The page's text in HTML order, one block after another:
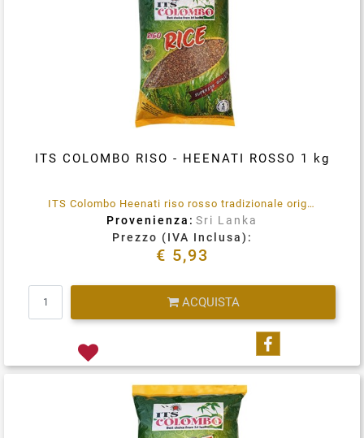
ITS COLOMBO RISO - HEENATI ROSSO 1 kg
ITS Colombo Heenati riso rosso tradizionale originario dello Sri Lanka.
Provenienza: Sri Lanka
Prezzo (IVA Inclusa):
€ 5,93
ACQUISTA
Condividi su